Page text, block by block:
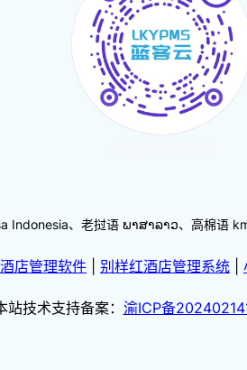
、老挝语 ພາສາລາວ、高棉语
店管理软件 别样红酒店管理系统
技术支持备案： 渝ICP备